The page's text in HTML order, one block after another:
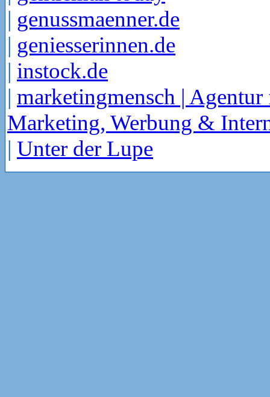
| genussmaenner.de
| geniesserinnen.de
| instock.de
| marketingmensch | Agentur
Marketing, Werbung &
| Unter der Lupe